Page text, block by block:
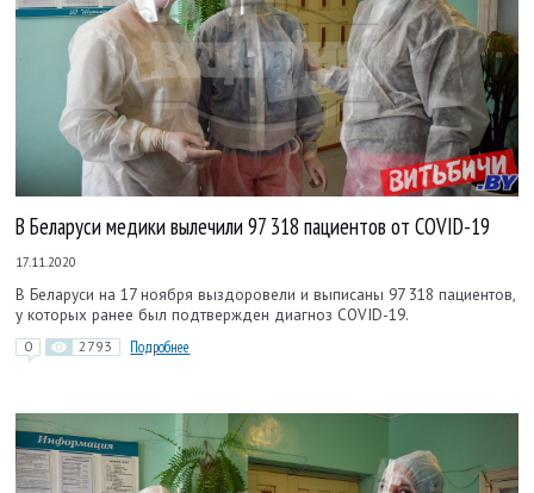
В Беларуси медики вылечили 97 318 пациентов от COVID-19
17.11.2020
В Беларуси на 17 ноября выздоровели и выписаны 97 318 пациентов,
у которых ранее был подтвержден диагноз COVID-19.
0 2793 Подробнее